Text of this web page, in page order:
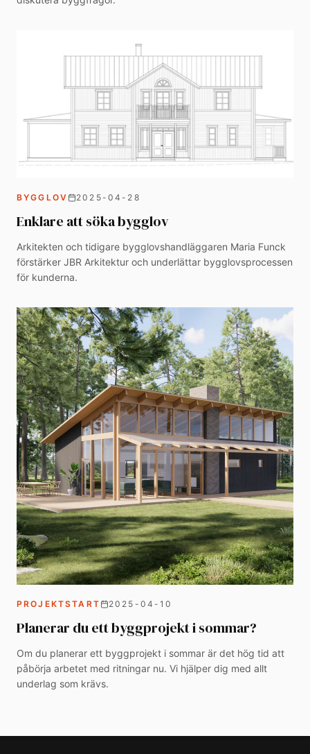
BYGGLOV 2025-04-28
Enklare att söka bygglov
Arkitekten och tidigare bygglovshandläggaren Maria Funck
förstärker JBR Arkitektur och underlättar bygglovsprocessen
för kunderna.
PROJEKTSTART 2025-04-10
Planerar du ett byggprojekt i sommar?
Om du planerar ett byggprojekt i sommar är det hög tid att
påbörja arbetet med ritningar nu. Vi hjälper dig med allt
underlag som krävs.